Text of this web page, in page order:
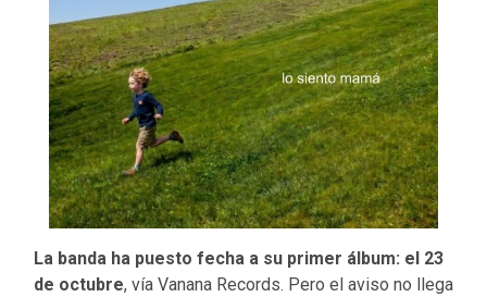
La banda ha puesto fecha a su primer álbum: el 23
de octubre, vía Vanana Records. Pero el aviso no llega